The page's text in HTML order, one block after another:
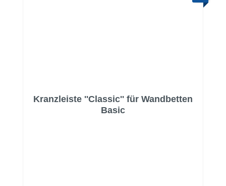
Kranzleiste ''Classic'' für Wandbetten
Basic